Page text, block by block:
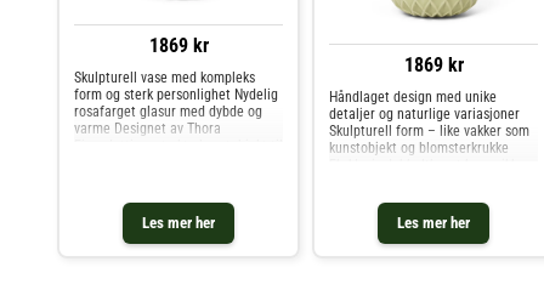
1869 kr
Les mer her
Skulpturell vase med kompleks
form og sterk personlighet Nydelig
rosafarget glasur med dybde og
varme Designet av Thora
1869 kr
Les mer her
Håndlaget design med unike
detaljer og naturlige variasjoner
Skulpturell form – like vakker som
kunstobjekt og blomsterkrukke
Samsurium Honkadonka vase fra
Dottir Nordic Design er et ekte